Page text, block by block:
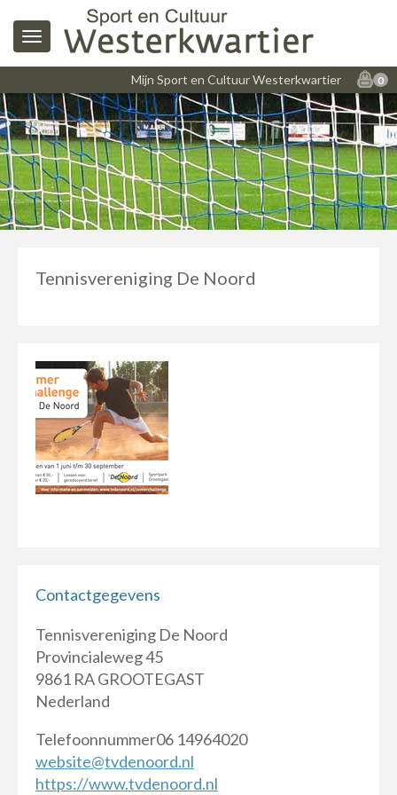
Mijn Sport en Cultuur Westerkwartier 0
Tennisvereniging De Noord
Contactgegevens
Tennisvereniging De Noord
Provincialeweg 45
9861 RA GROOTEGAST
Nederland
Telefoonnummer06 14964020
website@tvdenoord.nl
https://www.tvdenoord.nl